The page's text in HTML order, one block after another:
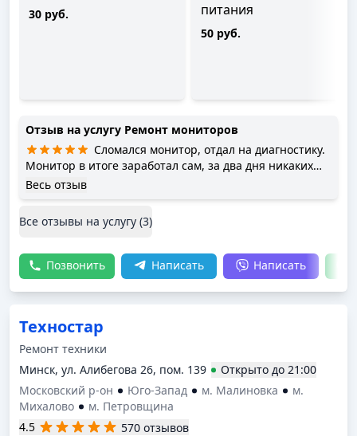
30 руб.
питания
50 руб.
Отзыв на услугу Ремонт мониторов
Сломался монитор, отдал на диагностику.
Монитор в итоге заработал сам, за два дня никаких
неполадок найти так и не удалось. Денег не взяли.
Весь отзыв
Все отзывы на услугу (3)
Позвонить Написать Написать
Техностар
Ремонт техники
Минск, ул. Алибегова 26, пом. 139
Открыто до 21:00
Московский р-он
Юго-Запад м. Малиновка
м.
Михалово
м. Петровщина
4.5
570 отзывов